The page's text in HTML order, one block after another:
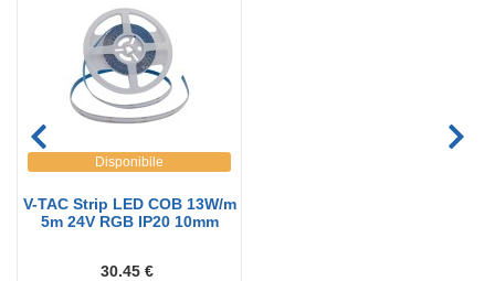
Disponibile
V-TAC Strip LED COB 13W/m
5m 24V RGB IP20 10mm
30.45 €